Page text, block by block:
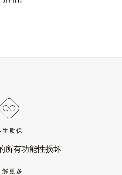
生质保
所有功能性损坏
解更多